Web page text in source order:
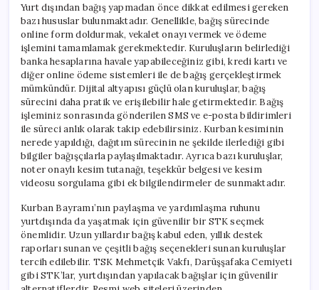
Yurt dışından bağış yapmadan önce dikkat edilmesi gereken
bazı hususlar bulunmaktadır. Genellikle, bağış sürecinde
online form doldurmak, vekalet onayı vermek ve ödeme
işlemini tamamlamak gerekmektedir. Kuruluşların belirlediği
banka hesaplarına havale yapabileceğiniz gibi, kredi kartı ve
diğer online ödeme sistemleri ile de bağış gerçekleştirmek
mümkündür. Dijital altyapısı güçlü olan kuruluşlar, bağış
sürecini daha pratik ve erişilebilir hale getirmektedir. Bağış
işleminiz sonrasında gönderilen SMS ve e-posta bildirimleri
ile süreci anlık olarak takip edebilirsiniz. Kurban kesiminin
nerede yapıldığı, dağıtım sürecinin ne şekilde ilerlediği gibi
bilgiler bağışçılarla paylaşılmaktadır. Ayrıca bazı kuruluşlar,
noter onaylı kesim tutanağı, teşekkür belgesi ve kesim
videosu sorgulama gibi ek bilgilendirmeler de sunmaktadır.
Kurban Bayramı’nın paylaşma ve yardımlaşma ruhunu
yurtdışında da yaşatmak için güvenilir bir STK seçmek
önemlidir. Uzun yıllardır bağış kabul eden, yıllık destek
raporları sunan ve çeşitli bağış seçenekleri sunan kuruluşlar
tercih edilebilir. TSK Mehmetçik Vakfı, Darüşşafaka Cemiyeti
gibi STK’lar, yurtdışından yapılacak bağışlar için güvenilir